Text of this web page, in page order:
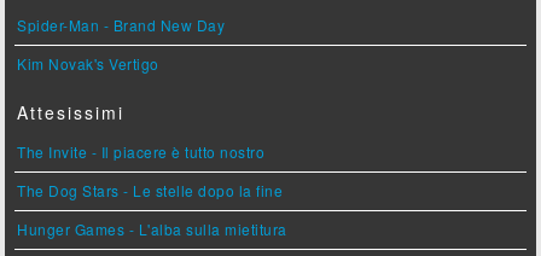
Spider-Man - Brand New Day
Kim Novak's Vertigo
Attesissimi
The Invite - Il piacere è tutto nostro
The Dog Stars - Le stelle dopo la fine
Hunger Games - L'alba sulla mietitura